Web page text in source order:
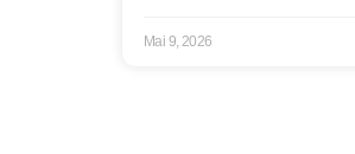
Mai 9, 2026